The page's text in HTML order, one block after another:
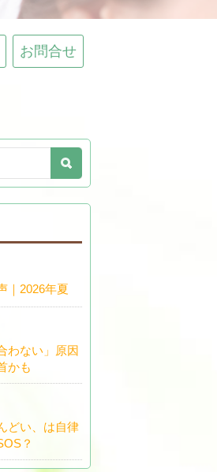
お問合せ
｜2026年夏
わない」原因
かも
どい、は自律
？